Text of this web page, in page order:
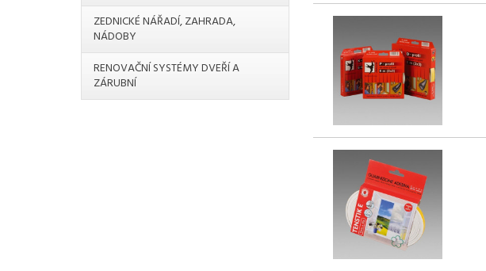
ZEDNICKÉ NÁŘADÍ, ZAHRADA,
NÁDOBY
RENOVAČNÍ SYSTÉMY DVEŘÍ A
ZÁRUBNÍ